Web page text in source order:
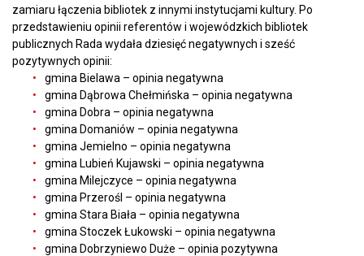
zamiaru łączenia bibliotek z innymi instytucjami kultury. Po
przedstawieniu opinii referentów i wojewódzkich bibliotek
publicznych Rada wydała dziesięć negatywnych i sześć
pozytywnych opinii:
gmina Bielawa – opinia negatywna
gmina Dąbrowa Chełmińska – opinia negatywna
gmina Dobra – opinia negatywna
gmina Domaniów – opinia negatywna
gmina Jemielno – opinia negatywna
gmina Lubień Kujawski – opinia negatywna
gmina Milejczyce – opinia negatywna
gmina Przerośl – opinia negatywna
gmina Stara Biała – opinia negatywna
gmina Stoczek Łukowski – opinia negatywna
gmina Dobrzyniewo Duże – opinia pozytywna